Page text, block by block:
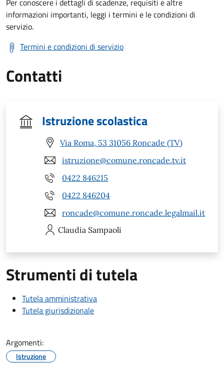
Per conoscere i dettagli di scadenze, requisiti e altre
informazioni importanti, leggi i termini e le condizioni di
servizio.
Termini e condizioni di servizio
Contatti
Istruzione scolastica
Via Roma, 53 31056 Roncade (TV)
istruzione@comune.roncade.tv.it
0422 846215
0422 846204
roncade@comune.roncade.legalmail.it
Claudia Sampaoli
Strumenti di tutela
Tutela amministrativa
Tutela giurisdizionale
Argomenti:
Istruzione